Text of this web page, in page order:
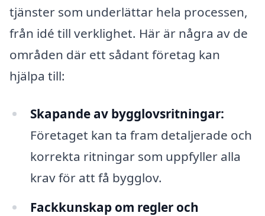
tjänster som underlättar hela processen,
från idé till verklighet. Här är några av de
områden där ett sådant företag kan
hjälpa till:
Skapande av bygglovsritningar:
Företaget kan ta fram detaljerade och
korrekta ritningar som uppfyller alla
krav för att få bygglov.
Fackkunskap om regler och